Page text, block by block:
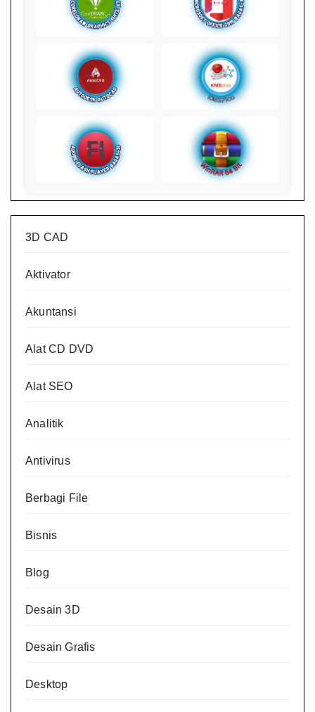
3D CAD
Aktivator
Akuntansi
Alat CD DVD
Alat SEO
Analitik
Antivirus
Berbagi File
Bisnis
Blog
Desain 3D
Desain Grafis
Desktop